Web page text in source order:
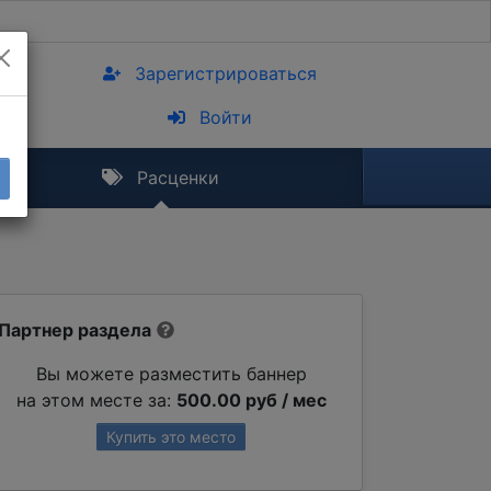
Зарегистрироваться
Войти
Расценки
Партнер раздела
Вы можете разместить баннер
на этом месте за: 500.00 руб / мес
Купить это место